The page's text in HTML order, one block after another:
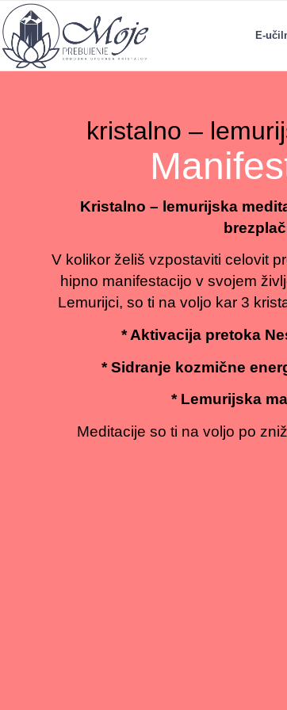
E-
kristalno –
Kristalno – lemurijska
V kolikor želiš vzpostaviti celovit
hipno manifestacijo v svojem
Lemurijci, so ti na voljo kar 3
* Aktivacija pretoka
* Sidranje kozmične
* Lemurijska
Meditacije so ti na voljo po